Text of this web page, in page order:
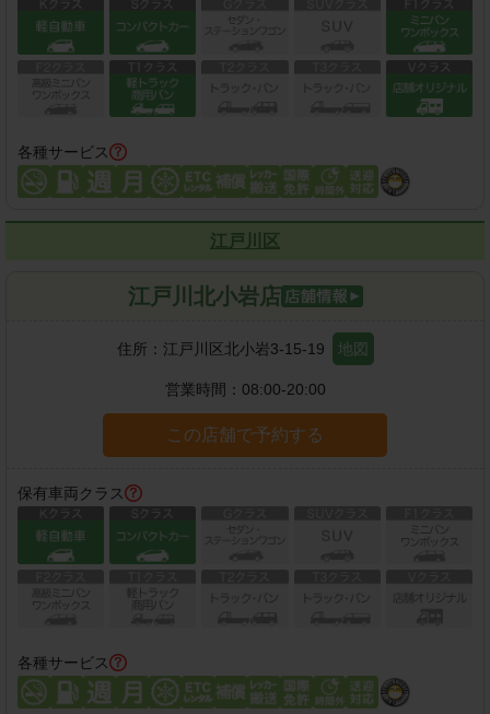
各種サービス
江戸川区
江戸川北小岩店
住所： 江戸川区北小岩3-15-19 地図
営業時間： 08:00-20:00
この店舗で予約する
保有車両クラス
各種サービス